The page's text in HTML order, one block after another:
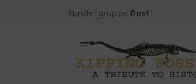
Kundengruppe: Gast